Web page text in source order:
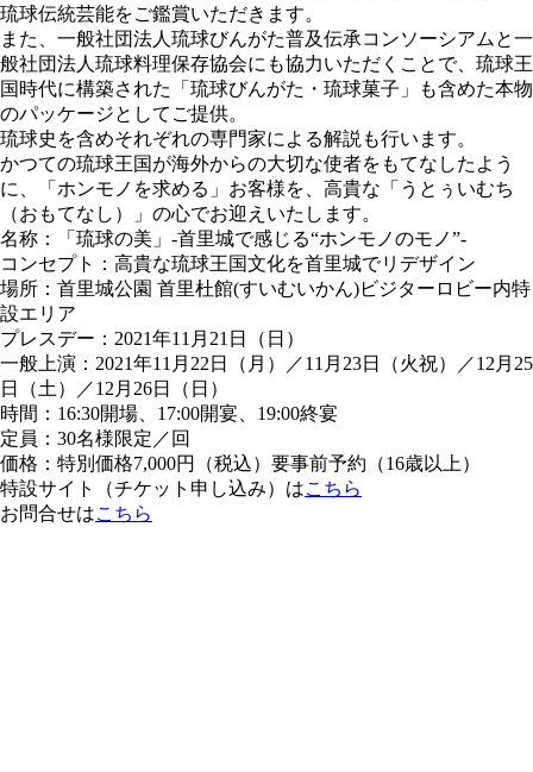
琉球伝統芸能をご鑑賞いただきます。
また、一般社団法人琉球びんがた普及伝承コンソーシアムと一
般社団法人琉球料理保存協会にも協力いただくことで、琉球王
国時代に構築された「琉球びんがた・琉球菓子」も含めた本物
のパッケージとしてご提供。
琉球史を含めそれぞれの専門家による解説も行います。
かつての琉球王国が海外からの大切な使者をもてなしたよう
に、「ホンモノを求める」お客様を、高貴な「うとぅいむち
（おもてなし）」の心でお迎えいたします。
名称 ：「琉球の美」-首里城で感じる“ホンモノのモノ”-
コンセプト
：高貴な琉球王国文化を首里城でリデザイン
場所 ：首里城公園 首里杜館(すいむいかん)ビジターロビー内特
設エリア
プレスデー ：2021年11月21日（日）
一般上演 ：2021年11月22日（月）／11月23日（火祝）／12月25
日（土）／12月26日（日）
時間 ：16:30開場、17:00開宴、19:00終宴
定員 ：30名様限定／回
価格 ：特別価格7,000円（税込）要事前予約（16歳以上）
特設サイト（チケット申し込み）はこちら
お問合せはこちら